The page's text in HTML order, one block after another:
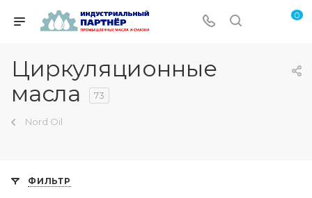
0
Циркуляционные
масла
73
Nord Oil
ФИЛЬТР